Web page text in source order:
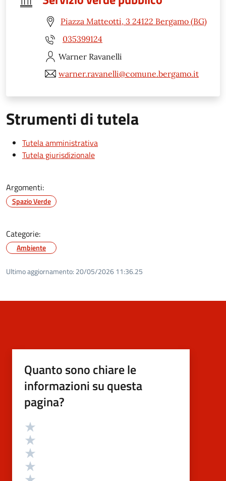
Piazza Matteotti, 3 24122 Bergamo (BG)
035399124
Warner Ravanelli
warner.ravanelli@comune.bergamo.it
Strumenti di tutela
Tutela amministrativa
Tutela giurisdizionale
Argomenti:
Spazio Verde
Categorie:
Ambiente
Ultimo aggiornamento: 20/05/2026 11:36.25
Quanto sono chiare le
informazioni su questa
pagina?
Valutazione